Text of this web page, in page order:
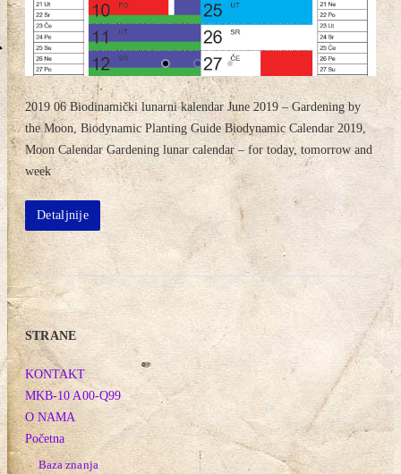
2019 06 Biodinamički lunarni kalendar June 2019 – Gardening by
the Moon, Biodynamic Planting Guide Biodynamic Calendar 2019,
Moon Calendar Gardening lunar calendar – for today, tomorrow and
week
Detaljnije
STRANE
KONTAKT
MKB-10 A00-Q99
O NAMA
Početna
Baza znanja